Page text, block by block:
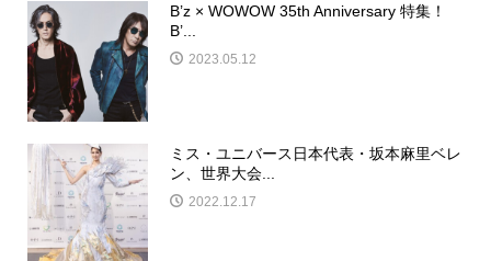
B’z × WOWOW 35th Anniversary 特集！
B’...
2023.05.12
ミス・ユニバース日本代表・坂本麻里ベレ
ン、世界大会...
2022.12.17